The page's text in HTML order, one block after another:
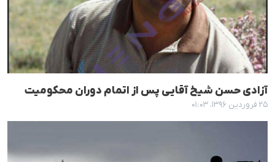
آزادی حسن شیخ آقایی پس از اتمام دوران محکومیت
۲۵ فروردین ۱۳۹۶، ۰۱:۰۳